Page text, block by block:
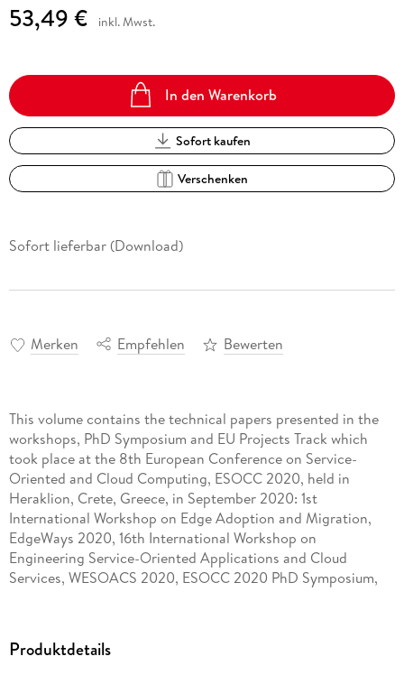
53,49 € inkl. Mwst.
In den Warenkorb
Sofort kaufen
Verschenken
Sofort lieferbar (Download)
Merken Empfehlen Bewerten
This volume contains the technical papers presented in the
workshops, PhD Symposium and EU Projects Track which
took place at the 8th European Conference on Service-
Oriented and Cloud Computing, ESOCC 2020, held in
Heraklion, Crete, Greece, in September 2020: 1st
International Workshop on Edge Adoption and Migration,
EdgeWays 2020, 16th International Workshop on
Engineering Service-Oriented Applications and Cloud
Services, WESOACS 2020, ESOCC 2020 PhD Symposium,
Produktdetails